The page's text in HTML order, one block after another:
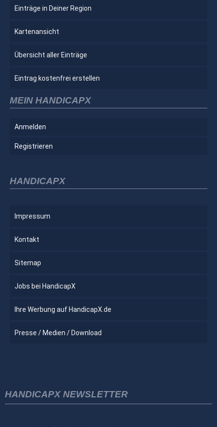
Einträge in Deiner Region
Kartenansicht
Übersicht aller Einträge
Eintrag kostenfrei erstellen
MEIN HANDICAPX
Anmelden
Registrieren
HANDICAPX
Impressum
Kontakt
Sitemap
Jobs bei HandicapX
Ihre Werbung auf HandicapX.de
Presse / Medien / Download
HANDICAPX NEWSLETTER